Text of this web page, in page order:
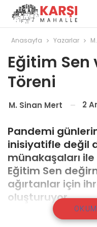
Anasayfa Yazarlar
Eğitim Sen
Töreni
M. Sinan Mert 2
Pandemi
inisiyatifle değil
münakaşaları
Eğitim Sen
ağırtanlar için
oluşturuyor.